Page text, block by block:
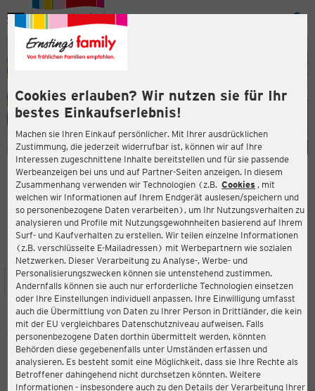
Cookies erlauben? Wir nutzen sie für Ihr
bestes Einkaufserlebnis!
Machen sie Ihren Einkauf persönlicher. Mit Ihrer ausdrücklichen
Zustimmung, die jederzeit widerrufbar ist, können wir auf Ihre
Interessen zugeschnittene Inhalte bereitstellen und für sie passende
Werbeanzeigen bei uns und auf Partner-Seiten anzeigen. In diesem
Zusammenhang verwenden wir Technologien (z.B. Cookies , mit
welchen wir Informationen auf Ihrem Endgerät auslesen/speichern und
so personenbezogene Daten verarbeiten), um Ihr Nutzungsverhalten zu
analysieren und Profile mit Nutzungsgewohnheiten basierend auf Ihrem
Surf- und Kaufverhalten zu erstellen. Wir teilen einzelne Informationen
(z.B. verschlüsselte E-Mailadressen) mit Werbepartnern wie sozialen
Netzwerken. Dieser Verarbeitung zu Analyse-, Werbe- und
Personalisierungszwecken können sie untenstehend zustimmen.
Andernfalls können sie auch nur erforderliche Technologien einsetzen
oder Ihre Einstellungen individuell anpassen. Ihre Einwilligung umfasst
auch die Übermittlung von Daten zu Ihrer Person in Drittländer, die kein
mit der EU vergleichbares Datenschutzniveau aufweisen. Falls
personenbezogene Daten dorthin übermittelt werden, könnten
Behörden diese gegebenenfalls unter Umständen erfassen und
analysieren. Es besteht somit eine Möglichkeit, dass sie Ihre Rechte als
Betroffener dahingehend nicht durchsetzen könnten. Weitere
Informationen - insbesondere auch zu den Details der Verarbeitung Ihrer
Menü
ERNSTING'S FAMILY FILIALE
Stockholmer Straße 31a
28719 Bremen
4,1
Bewertung:
STANDORT SERVICES SORTIMENT AKTIONEN
Ernsting's family
Stockholmer Straße 31a, 28719 Bremen